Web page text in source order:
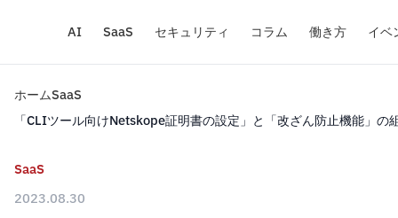
AI SaaS セキュリティ コラム 働き方 イベ
ホームSaaS
「CLIツール向けNetskope証明書の設定」と「改ざん防止機能」の
SaaS
2023.08.30